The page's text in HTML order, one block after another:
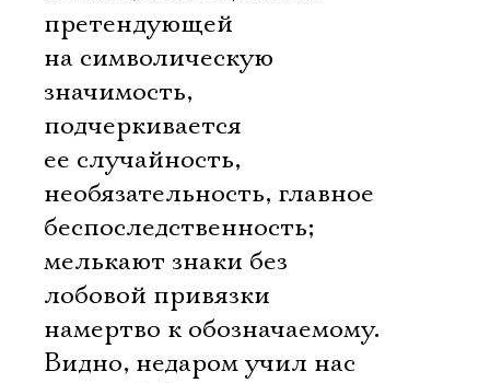
претендующей
на символическую
значимость,
подчеркивается
ее случайность,
необязательность, главное 
беспоследственность;
мелькают знаки без
лобовой привязки
намертво к обозначаемому.
Видно, недаром учил нас